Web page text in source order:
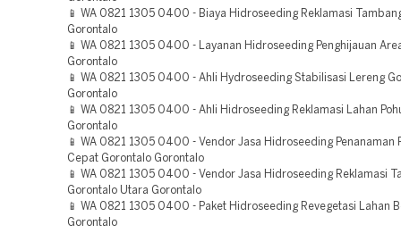
📱 WA 0821 1305 0400 - Biaya Hidroseeding Reklamasi
Gorontalo
📱 WA 0821 1305 0400 - Layanan Hidroseeding Penghijauan
Gorontalo
📱 WA 0821 1305 0400 - Ahli Hydroseeding Stabilisasi Lereng
Gorontalo
📱 WA 0821 1305 0400 - Ahli Hidroseeding Reklamasi Lahan
Gorontalo
📱 WA 0821 1305 0400 - Vendor Jasa Hidroseeding Penanaman
Cepat Gorontalo Gorontalo
📱 WA 0821 1305 0400 - Vendor Jasa Hidroseeding Reklamasi
Gorontalo Utara Gorontalo
📱 WA 0821 1305 0400 - Paket Hidroseeding Revegetasi Lahan
Gorontalo